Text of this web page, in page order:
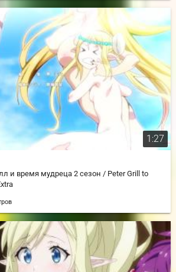
1:27
и время мудреца 2 сезон / Peter Grill to